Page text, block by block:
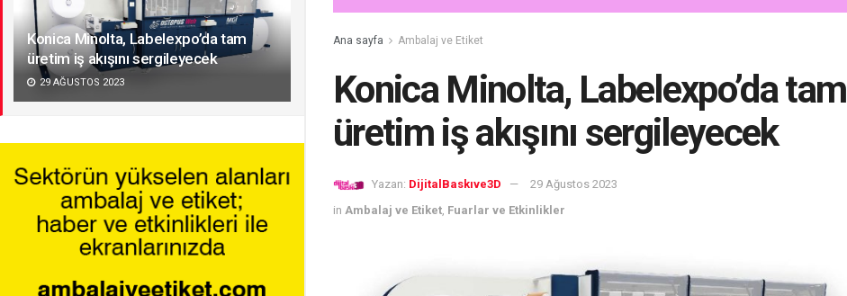
Konica Minolta, Labelexpo’da tam
üretim iş akışını sergileyecek
29 AĞUSTOS 2023
Ana sayfa Ambalaj ve Etiket
Konica Minolta, Labelexpo’da tam
üretim iş akışını sergileyecek
Yazan: DijitalBaskıve3D
29 Ağustos 2023
in Ambalaj ve Etiket, Fuarlar ve Etkinlikler